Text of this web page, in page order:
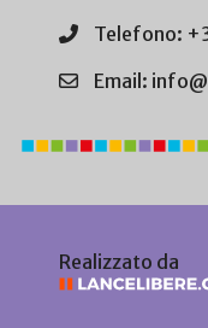
Telefono:
Email:
Realizzato da